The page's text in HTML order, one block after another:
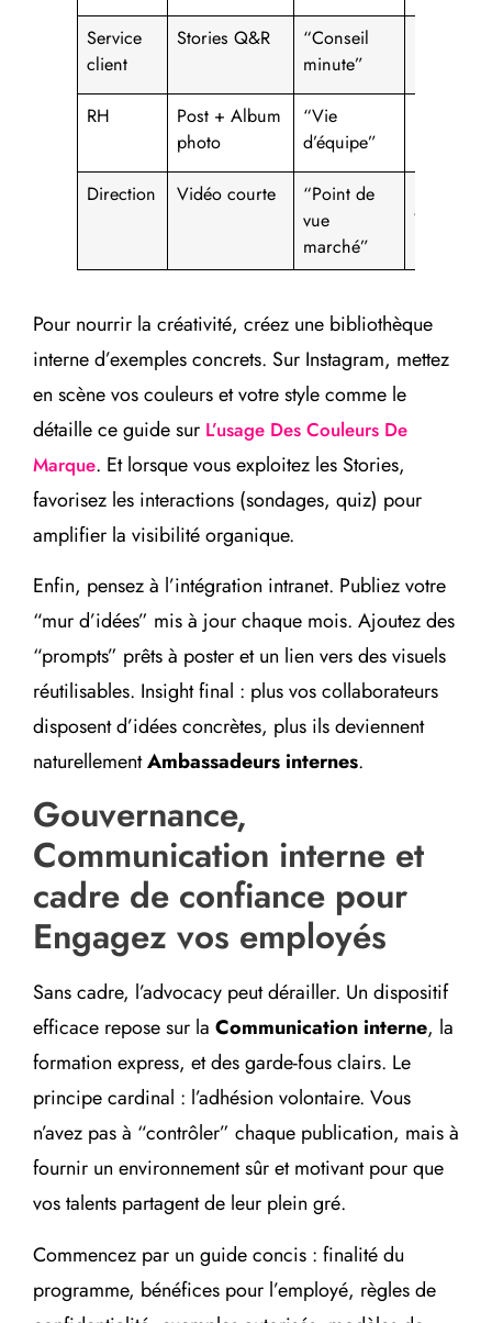
Service
client
Stories Q&R
“Conseil
minute”
RH
Post + Album
photo
“Vie
d’équipe”
Direction Vidéo courte
“Point de
vue
marché”
YouTube
Pour nourrir la créativité, créez une bibliothèque
interne d’exemples concrets. Sur Instagram, mettez
en scène vos couleurs et votre style comme le
détaille ce guide sur L’usage Des Couleurs De
Marque. Et lorsque vous exploitez les Stories,
favorisez les interactions (sondages, quiz) pour
amplifier la visibilité organique.
Enfin, pensez à l’intégration intranet. Publiez votre
“mur d’idées” mis à jour chaque mois. Ajoutez des
“prompts” prêts à poster et un lien vers des visuels
réutilisables. Insight final : plus vos collaborateurs
disposent d’idées concrètes, plus ils deviennent
naturellementAmbassadeurs internes.
Gouvernance,
Communication interne et
cadre de confiance pour
Engagez vos employés
Sans cadre, l’advocacy peut dérailler. Un dispositif
efficace repose sur la Communication interne, la
formation express, et des garde-fous clairs. Le
principe cardinal : l’adhésion volontaire. Vous
n’avez pas à “contrôler” chaque publication, mais à
fournir un environnement sûr et motivant pour que
vos talents partagent de leur plein gré.
Commencez par un guide concis : finalité du
programme, bénéfices pour l’employé, règles de